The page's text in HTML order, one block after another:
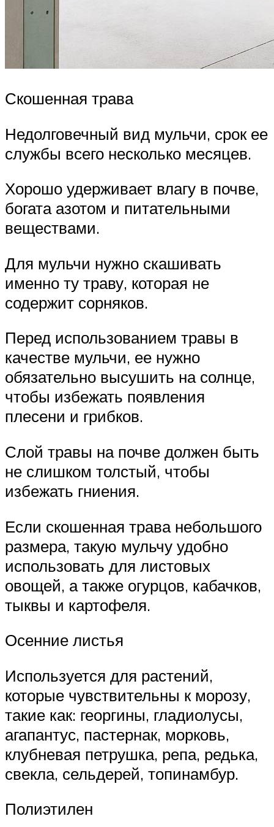
Скошенная трава
Недолговечный вид мульчи, срок ее
службы всего несколько месяцев.
Хорошо удерживает влагу в почве,
богата азотом и питательными
веществами.
Для мульчи нужно скашивать
именно ту траву, которая не
содержит сорняков.
Перед использованием травы в
качестве мульчи, ее нужно
обязательно высушить на солнце,
чтобы избежать появления
плесени и грибков.
Слой травы на почве должен быть
не слишком толстый, чтобы
избежать гниения.
Если скошенная трава небольшого
размера, такую мульчу удобно
использовать для листовых
овощей, а также огурцов, кабачков,
тыквы и картофеля.
Осенние листья
Используется для растений,
которые чувствительны к морозу,
такие как: георгины, гладиолусы,
агапантус, пастернак, морковь,
клубневая петрушка, репа, редька,
свекла, сельдерей, топинамбур.
Полиэтилен